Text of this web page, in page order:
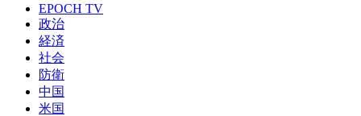
EPOCH TV
政治
経済
社会
防衛
中国
米国